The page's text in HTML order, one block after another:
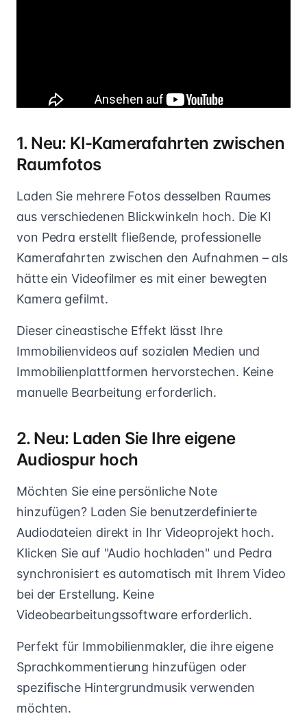
1. Neu: KI-Kamerafahrten zwischen
Raumfotos
Laden Sie mehrere Fotos desselben Raumes
aus verschiedenen Blickwinkeln hoch. Die KI
von Pedra erstellt fließende, professionelle
Kamerafahrten zwischen den Aufnahmen – als
hätte ein Videofilmer es mit einer bewegten
Kamera gefilmt.
Dieser cineastische Effekt lässt Ihre
Immobilienvideos auf sozialen Medien und
Immobilienplattformen hervorstechen. Keine
manuelle Bearbeitung erforderlich.
2. Neu: Laden Sie Ihre eigene
Audiospur hoch
Möchten Sie eine persönliche Note
hinzufügen? Laden Sie benutzerdefinierte
Audiodateien direkt in Ihr Videoprojekt hoch.
Klicken Sie auf "Audio hochladen" und Pedra
synchronisiert es automatisch mit Ihrem Video
bei der Erstellung. Keine
Videobearbeitungssoftware erforderlich.
Perfekt für Immobilienmakler, die ihre eigene
Sprachkommentierung hinzufügen oder
spezifische Hintergrundmusik verwenden
möchten.